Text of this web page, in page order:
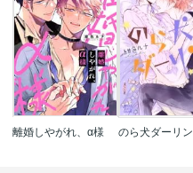
離婚しやがれ、α様 のら犬ダーリン